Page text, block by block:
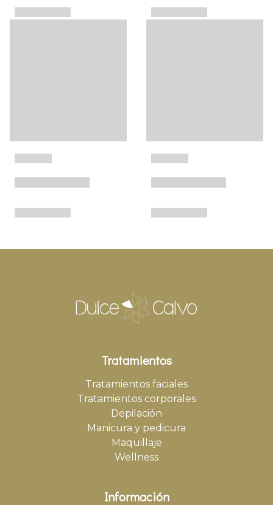
Tratamientos
Tratamientos faciales
Tratamientos corporales
Depilación
Manicura y pedicura
Maquillaje
Wellness
Información